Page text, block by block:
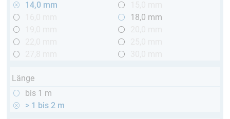
14,0 mm
18,0 mm
Länge
bis 1 m
> 1 bis 2 m